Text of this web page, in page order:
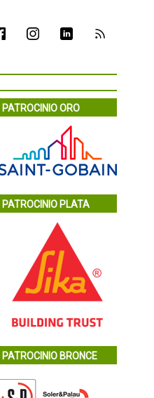
PATROCINIO ORO
PATROCINIO PLATA
PATROCINIO BRONCE